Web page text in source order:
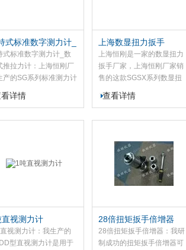
式标准数字测力计_
式推拉力计
式标准数字测力计_数
推拉力计：上海恒刚厂
产的SG系列标准测力计
精度小型便携式拉力、
测试仪器。该标准测力
详情
上海数显扭力扳手
上海恒刚是一家的数显扭力
扳手厂家，上海恒刚厂家销
售的这款SGSX系列数显扭
力扳手是螺栓紧固检测及控
制工具，此款SGSX数显扭
查看详情
直视测力计
视测力计：我生产的
型直视测力计是用于
28倍扭矩扳手倍增器
28倍扭矩扳手倍增器：我研
制成功的扭矩扳手倍增器可